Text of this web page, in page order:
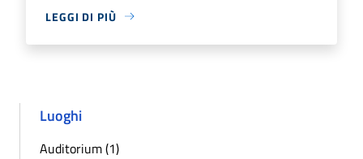
LEGGI DI PIÙ
Luoghi
Auditorium (1)